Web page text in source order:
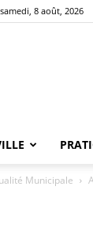
samedi, 8 août, 2026
Municipale